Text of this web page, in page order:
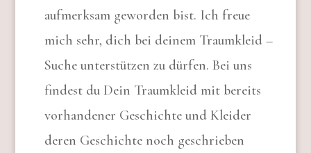
aufmerksam geworden bist. Ich freue
mich sehr, dich bei deinem Traumkleid –
Suche unterstützen zu dürfen. Bei uns
findest du Dein Traumkleid mit bereits
vorhandener Geschichte und Kleider
deren Geschichte noch geschrieben